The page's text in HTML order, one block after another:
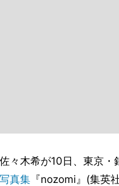
々木希が10日、東京・
写真集 『nozomi』(集英